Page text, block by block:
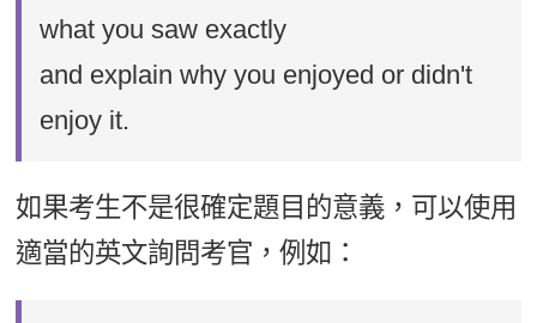
what you saw exactly
and explain why you enjoyed or didn't
enjoy it.
如果考生不是很確定題目的意義，可以使用
適當的英文詢問考官，例如：